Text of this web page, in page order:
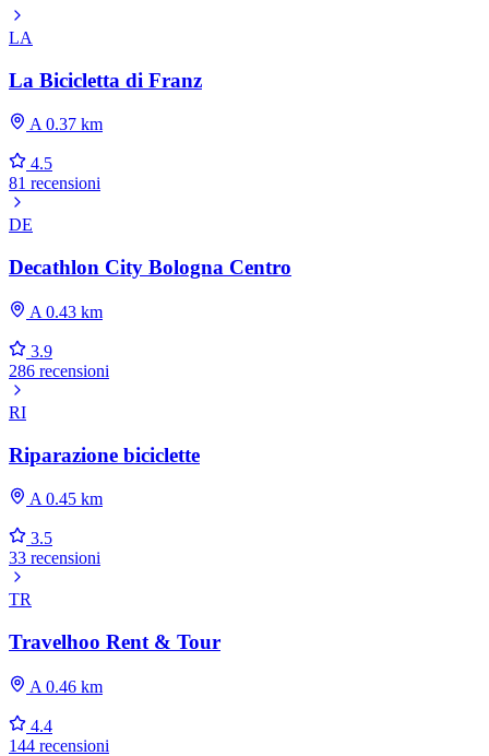
LA
La Bicicletta di Franz
A 0.37 km
4.5
81 recensioni
DE
Decathlon City Bologna Centro
A 0.43 km
3.9
286 recensioni
RI
Riparazione biciclette
A 0.45 km
3.5
33 recensioni
TR
Travelhoo Rent & Tour
A 0.46 km
4.4
144 recensioni